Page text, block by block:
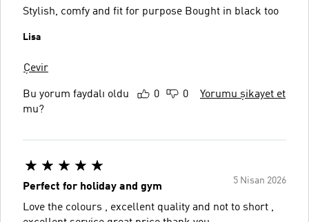
Stylish, comfy and fit for purpose Bought in black too
Lisa
Çevir
Bu yorum faydalı oldu
mu?
0 0 Yorumu şikayet et
5 Nisan 2026
Perfect for holiday and gym
Love the colours , excellent quality and not to short ,